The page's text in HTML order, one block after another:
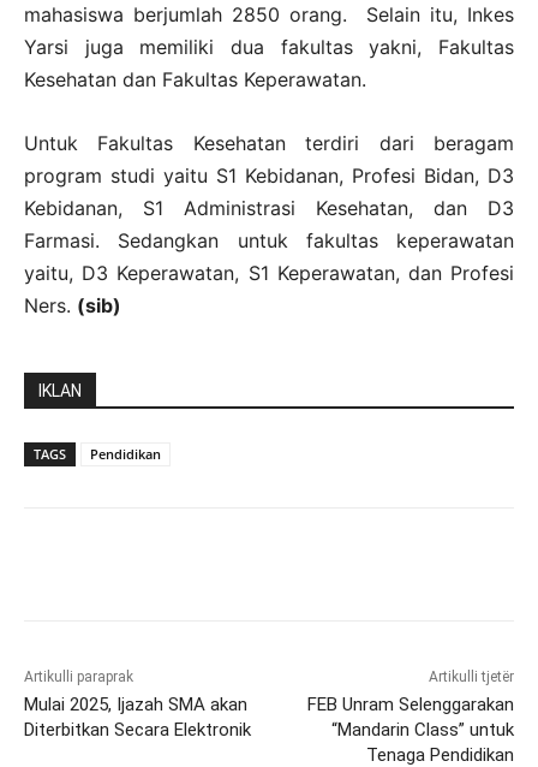
mahasiswa berjumlah 2850 orang. Selain itu, Inkes
Yarsi juga memiliki dua fakultas yakni, Fakultas
Kesehatan dan Fakultas Keperawatan.
Untuk Fakultas Kesehatan terdiri dari beragam
program studi yaitu S1 Kebidanan, Profesi Bidan, D3
Kebidanan, S1 Administrasi Kesehatan, dan D3
Farmasi. Sedangkan untuk fakultas keperawatan
yaitu, D3 Keperawatan, S1 Keperawatan, dan Profesi
Ners. (sib)
IKLAN
TAGS Pendidikan
Artikulli paraprak
Mulai 2025, Ijazah SMA akan
Diterbitkan Secara Elektronik
Artikulli tjetër
FEB Unram Selenggarakan
“Mandarin Class” untuk
Tenaga Pendidikan